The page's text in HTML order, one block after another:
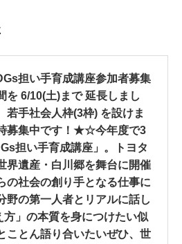
担い手育成講座参加者募集
6/10(土)まで 延長しまし
手社会人枠(3枠) を設けま
募集中です！★☆今年度で3
担い手育成講座」。トヨタ
界遺産・白川郷を舞台に開催
の社会の創り手となる仕事に
野の第一人者とリアルに話し
」の本質を身につけたい似
ことん語り合いたいぜひ、世